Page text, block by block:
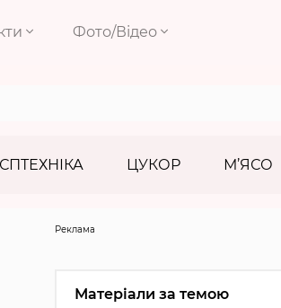
Фото/Відео
ЦУКОР М’ЯСО
Реклама
Матеріали за темою